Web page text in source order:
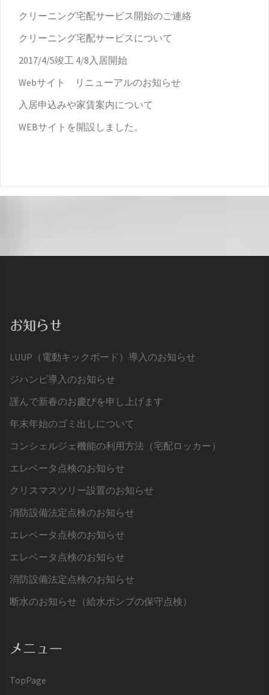
クリーニング宅配サービス開始のご連絡
クリーニング宅配サービスについて
2017/4/5竣工 4/8入居開始
Webサイト リニューアルのお知らせ
入居申込みや家賃案内について
WEBサイトを開設しました。
お知らせ
LUUP（電動キックボード）導入のお知らせ
ジハンピ導入のお知らせ
謹んで新春のお慶びを申し上げます
年末年始のゴミ出しについて
コンシェルジェ機能の利用方法（宅配ロッカー）
エレベータ点検のお知らせ
クリスマスツリー設置のお知らせ
消防設備法定点検のお知らせ
エレベータ点検のお知らせ
エレベータ点検のお知らせ
消防設備法定点検のお知らせ
断水のお知らせ（給水ポンプの保守点検）
メニュー
TopPage